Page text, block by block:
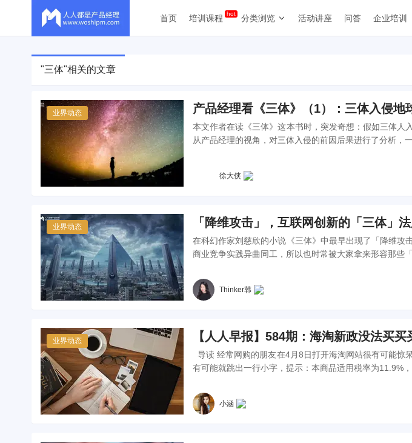
首页 培训课程 分类浏览 活动讲座 问答 企业培训
"三体"相关的文章
业界动态 产品经理看《三体》（1）：三体入侵地
本文作者在读《三体》这本书时，突发奇想：假如三体人
从产品经理的视角，对三体入侵的前因后果进行了分析，
徐大侠
业界动态 「降维攻击」，互联网创新的「三体」法
在科幻作家刘慈欣的小说《三体》中最早出现了「降维攻
商业竞争实践异曲同工，所以也时常被大家拿来形容那些
Thinker韩
业界动态 【人人早报】584期：海淘新政没法买
导读 经常网购的朋友在4月8日打开海淘网站很有可能惊
有可能就跳出一行小字，提示：本商品适用税率为11.9%，
小涵